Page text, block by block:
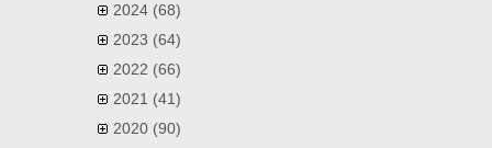
2024 (68)
2023 (64)
2022 (66)
2021 (41)
2020 (90)